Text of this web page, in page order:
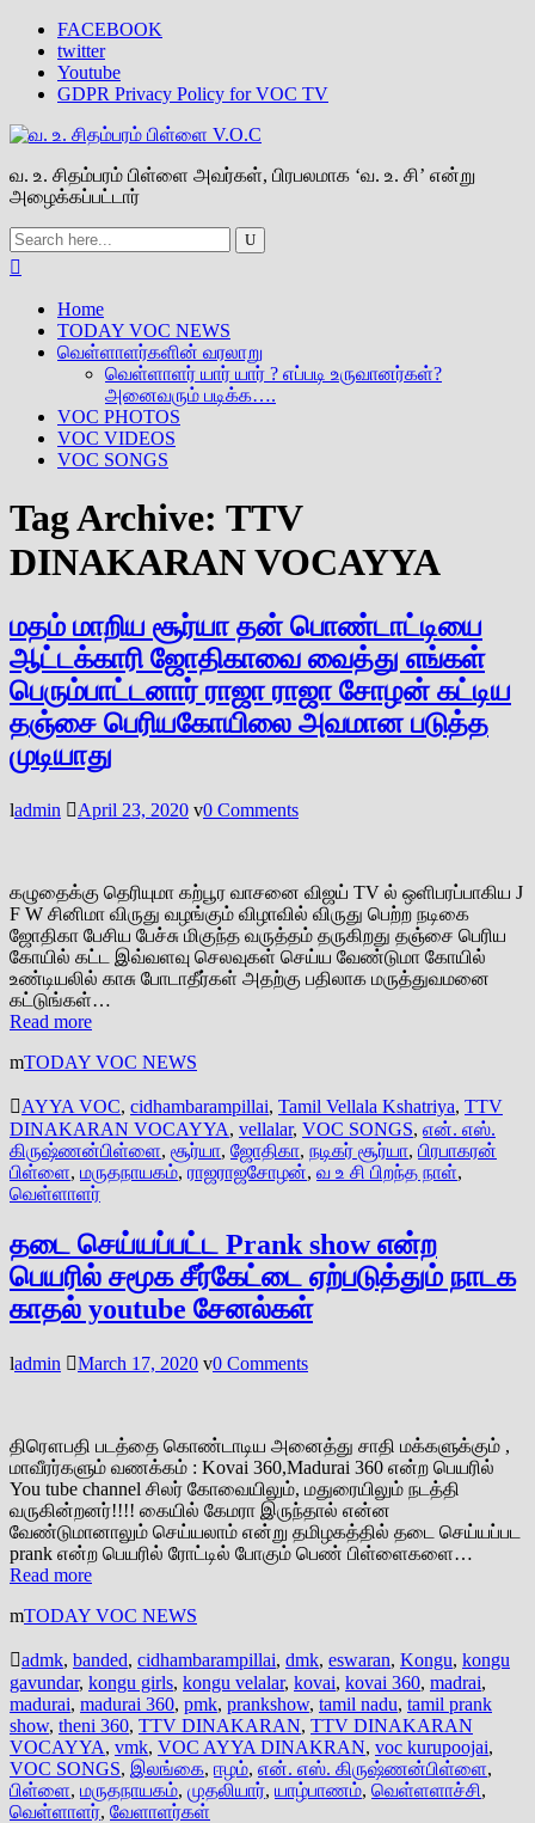
FACEBOOK
twitter
Youtube
GDPR Privacy Policy for VOC TV
வ. உ. சிதம்பரம் பிள்ளை அவர்கள், பிரபலமாக ‘வ. உ. சி’ என்று
அழைக்கப்பட்டார்
Home
TODAY VOC NEWS
வெள்ளாளர்களின் வரலாறு
வெள்ளாளர் யார் யார் ? எப்படி உருவானர்கள்?
அனைவரும் படிக்க….
VOC PHOTOS
VOC VIDEOS
VOC SONGS
Tag Archive: TTV
DINAKARAN VOCAYYA
மதம் மாறிய சூர்யா தன் பொண்டாட்டியை
ஆட்டக்காரி ஜோதிகாவை வைத்து எங்கள்
பெரும்பாட்டனார் ராஜா ராஜா சோழன் கட்டிய
தஞ்சை பெரியகோயிலை அவமான படுத்த
முடியாது
admin April 23, 2020 0 Comments
கழுதைக்கு தெரியுமா கற்பூர வாசனை விஜய் TV ல் ஒளிபரப்பாகிய J
F W சினிமா விருது வழங்கும் விழாவில் விருது பெற்ற நடிகை
ஜோதிகா பேசிய பேச்சு மிகுந்த வருத்தம் தருகிறது தஞ்சை பெரிய
கோயில் கட்ட இவ்வளவு செலவுகள் செய்ய வேண்டுமா கோயில்
உண்டியலில் காசு போடாதீர்கள் அதற்கு பதிலாக மருத்துவமனை
கட்டுங்கள்…
Read more
TODAY VOC NEWS
AYYA VOC, cidhambarampillai, Tamil Vellala Kshatriya, TTV
DINAKARAN VOCAYYA, vellalar, VOC SONGS, என். எஸ்.
கிருஷ்ணன்பிள்ளை, சூர்யா, ஜோதிகா, நடிகர் சூர்யா, பிரபாகரன்
பிள்ளை, மருதநாயகம், ராஜராஜசோழன், வ உ சி பிறந்த நாள்,
வெள்ளாளர்
தடை செய்யப்பட்ட Prank show என்ற
பெயரில் சமூக சீர்கேட்டை ஏற்படுத்தும் நாடக
காதல் youtube சேனல்கள்
admin March 17, 2020 0 Comments
திரௌபதி படத்தை கொண்டாடிய அனைத்து சாதி மக்களுக்கும் ,
மாவீரர்களும் வணக்கம் : Kovai 360,Madurai 360 என்ற பெயரில்
You tube channel சிலர் கோவையிலும், மதுரையிலும் நடத்தி
வருகின்றனர்!!!! கையில் கேமரா இருந்தால் என்ன
வேண்டுமானாலும் செய்யலாம் என்று தமிழகத்தில் தடை செய்யப்பட
prank என்ற பெயரில் ரோட்டில் போகும் பெண் பிள்ளைகளை…
Read more
TODAY VOC NEWS
admk, banded, cidhambarampillai, dmk, eswaran, Kongu, kongu
gavundar, kongu girls, kongu velalar, kovai, kovai 360, madrai,
madurai, madurai 360, pmk, prankshow, tamil nadu, tamil prank
show, theni 360, TTV DINAKARAN, TTV DINAKARAN
VOCAYYA, vmk, VOC AYYA DINAKRAN, voc kurupoojai,
VOC SONGS, இலங்கை, ஈழம், என். எஸ். கிருஷ்ணன்பிள்ளை,
பிள்ளை, மருதநாயகம், முதலியார், யாழ்பாணம், வெள்ளளாச்சி,
வெள்ளாளர், வேளாளர்கள்